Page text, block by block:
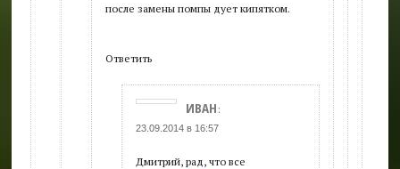
после замены помпы дует кипятком.
Ответить
ИВАН :
23.09.2014 в 16:57
Дмитрий, рад, что все